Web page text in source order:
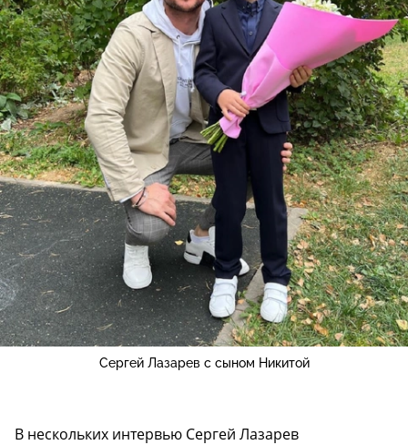
Сергей Лазарев с сыном Никитой
В нескольких интервью Сергей Лазарев